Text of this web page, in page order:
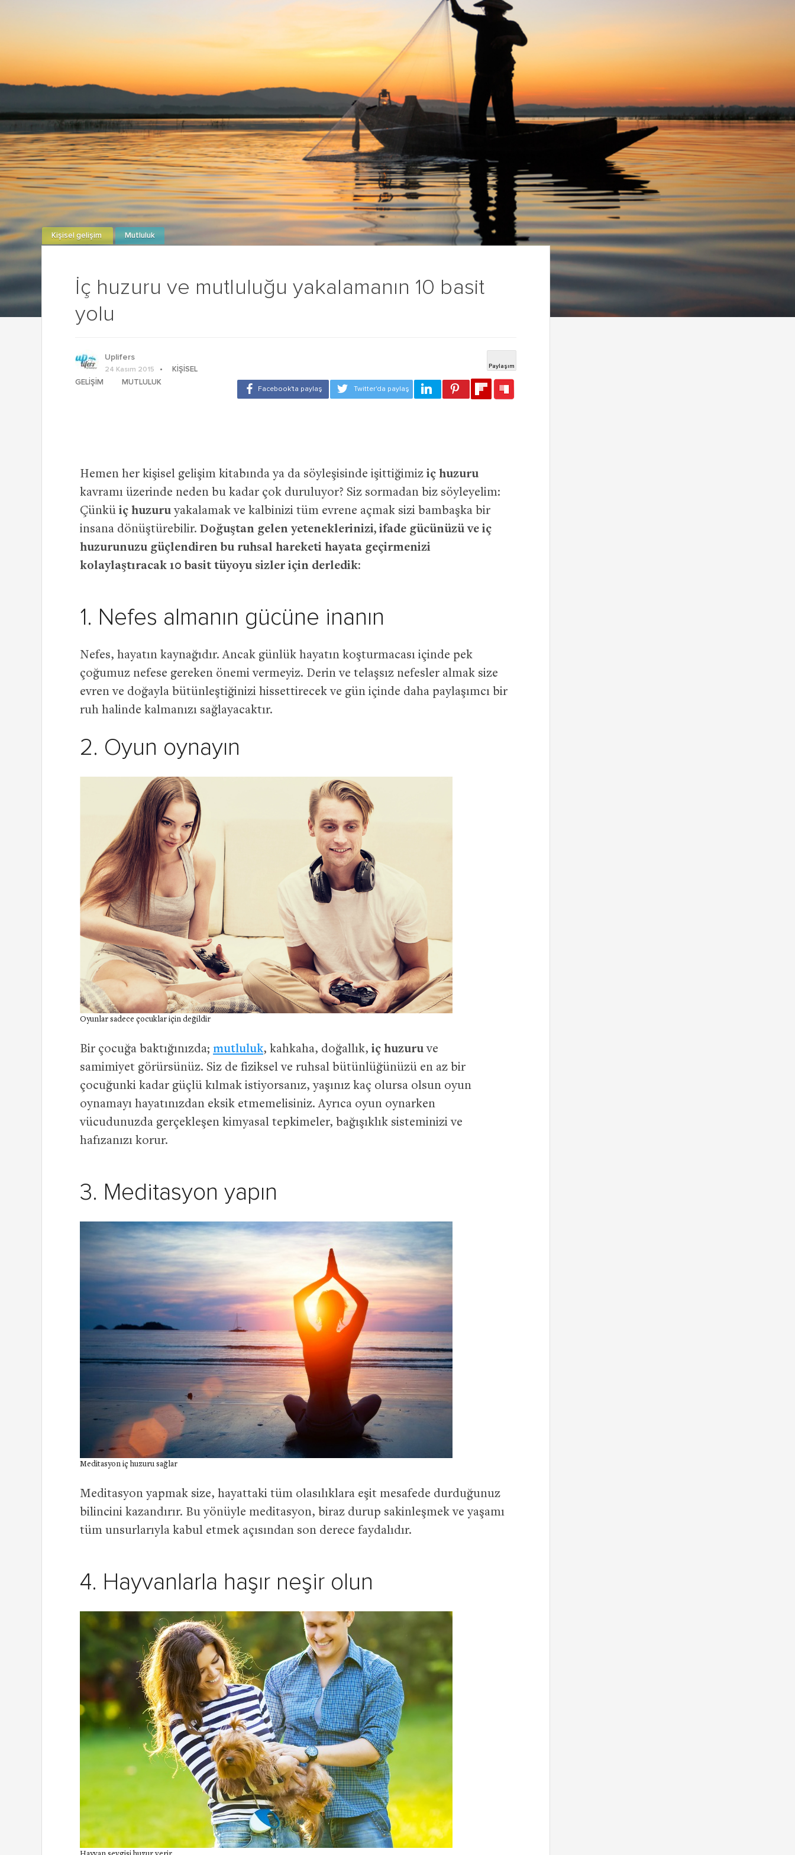
İç huzuru ve mutluluğu yakalamanın 10 basit
yolu
Kişisel gelişim Mutluluk
Uplifers
24 Kasım 2015
KIŞISEL
GELIŞIM
MUTLULUK
Hemen her kişisel gelişim kitabında ya da söyleşisinde işittiğimiz iç huzuru
kavramı üzerinde neden bu kadar çok duruluyor? Siz sormadan biz söyleyelim:
Çünkü iç huzuruyakalamak ve kalbinizi tüm evrene açmak sizi bambaşka bir
insana dönüştürebilir. Doğuştan gelen yeteneklerinizi, ifade gücünüzü ve iç
huzurunuzu güçlendiren bu ruhsal hareketi hayata geçirmenizi
kolaylaştıracak 10 basit tüyoyu sizler için derledik:
1. Nefes almanın gücüne inanın
Nefes, hayatın kaynağıdır. Ancak günlük hayatın koşturmacası içinde pek
çoğumuz nefese gereken önemi vermeyiz. Derin ve telaşsız nefesler almak size
evren ve doğayla bütünleştiğinizi hissettirecek ve gün içinde daha paylaşımcı bir
ruh halinde kalmanızı sağlayacaktır.
2. Oyun oynayın
Oyunlar sadece çocuklar için değildir
Bir çocuğa baktığınızda; mutluluk, kahkaha, doğallık, iç huzuruve
samimiyet görürsünüz. Siz de fiziksel ve ruhsal bütünlüğünüzü en az bir
çocuğunki kadar güçlü kılmak istiyorsanız, yaşınız kaç olursa olsun oyun
oynamayı hayatınızdan eksik etmemelisiniz. Ayrıca oyun oynarken
vücudunuzda gerçekleşen kimyasal tepkimeler, bağışıklık sisteminizi ve
hafızanızı korur.
3. Meditasyon yapın
Meditasyon iç huzuru sağlar
Meditasyon yapmak size, hayattaki tüm olasılıklara eşit mesafede durduğunuz
bilincini kazandırır. Bu yönüyle meditasyon, biraz durup sakinleşmek ve yaşamı
tüm unsurlarıyla kabul etmek açısından son derece faydalıdır.
4. Hayvanlarla haşır neşir olun